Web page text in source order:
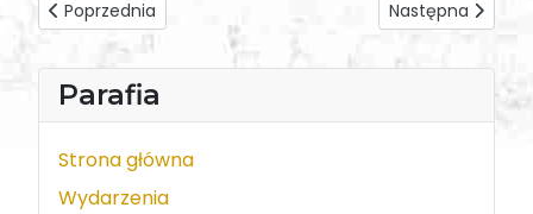
Parafia
Strona główna
Wydarzenia
Poprzednia strona: Ks. Arkadiusz Kowalski - Homilia z dnia
Poprzednia Następna
Następna